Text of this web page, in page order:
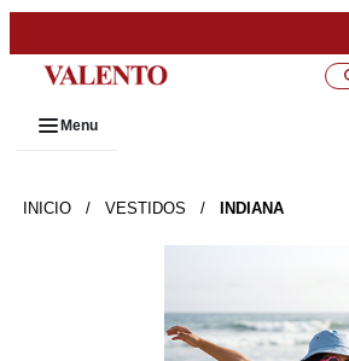
Menu
INICIO / VESTIDOS / INDIANA